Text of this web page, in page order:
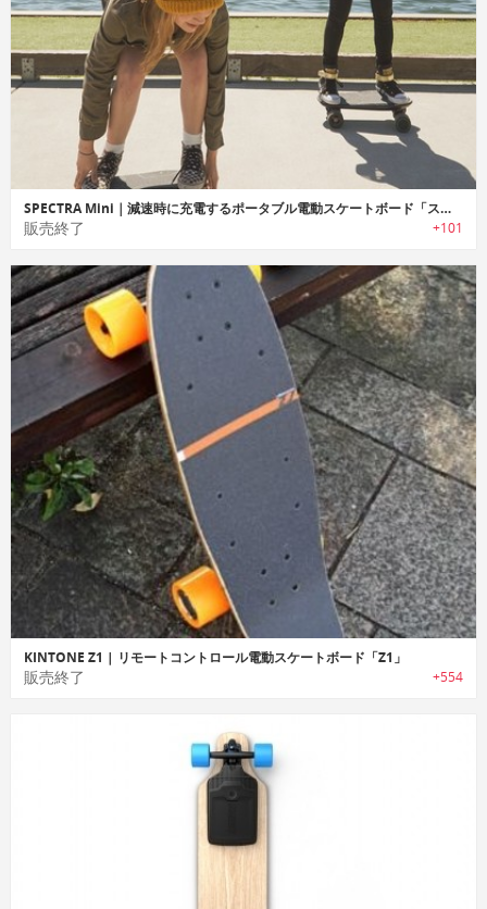
SPECTRA Mini｜減速時に充電するポータブル電動スケートボード「スペクトラミニ」
販売終了 +101
KINTONE Z1 | リモートコントロール電動スケートボード「Z1」
販売終了 +554